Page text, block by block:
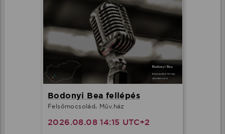
Bodonyi Bea fellépés
Felsőmocsolád, Műv.ház
2026.08.08 14:15 UTC+2